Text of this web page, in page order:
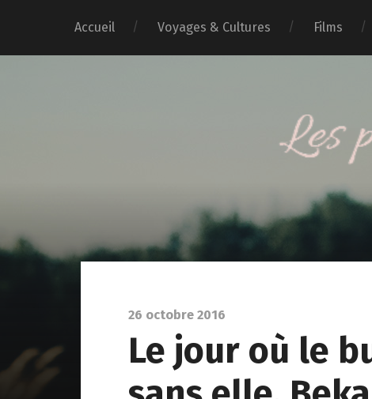
Accueil Voyages & Cultures Films
26 octobre 2016
Le jour où le